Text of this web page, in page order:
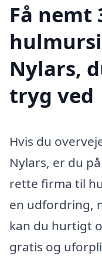
Få nemt
Nylars,
tryg ved
Hvis du
Nylars, er du
rette firma til
en udfordring,
kan du hurtigt
gratis og